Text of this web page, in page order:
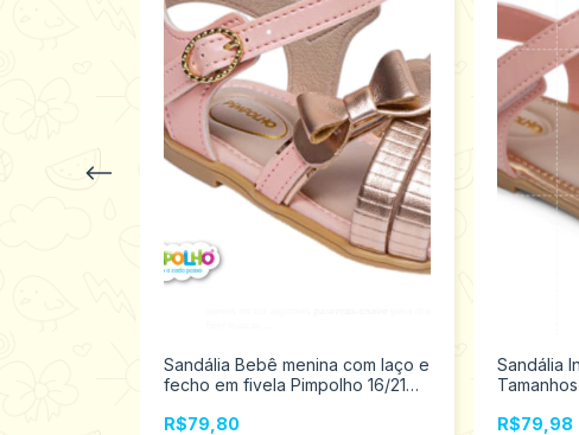
Sandália Bebê menina com laço e
fecho em fivela Pimpolho 16/21
R$79,80
Sandália
R$79,98